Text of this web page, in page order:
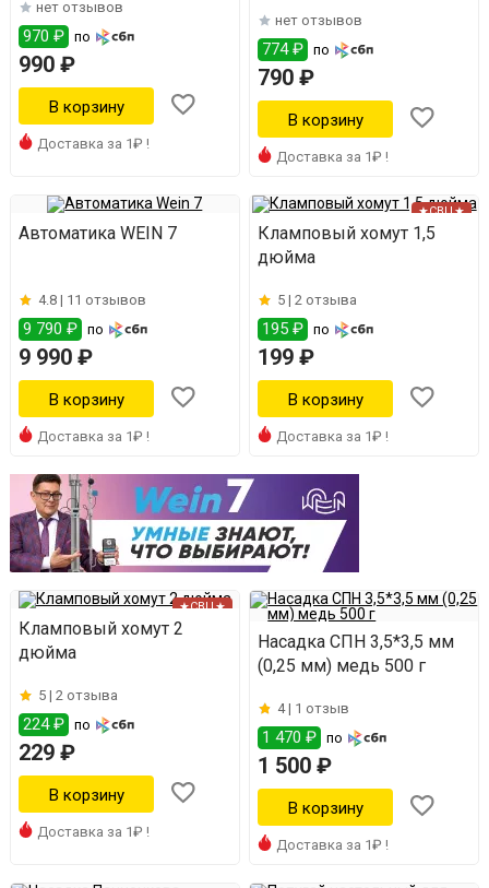
нет отзывов
970 ₽ по
990 ₽
Доставка за 1₽ !
нет отзывов
774 ₽ по
790 ₽
Доставка за 1₽ !
Автоматика WEIN 7
4.8 | 11 отзывов
9 790 ₽ по
9 990 ₽
Доставка за 1₽ !
★СВЦ★
Кламповый хомут 1,5
дюйма
5 |2 отзыва
195 ₽ по
199 ₽
Доставка за 1₽ !
★СВЦ★
Кламповый хомут 2
дюйма
5 | 2 отзыва
224 ₽ по
229 ₽
Доставка за 1₽ !
Насадка СПН 3,5*3,5 мм
(0,25 мм) медь 500 г
4 | 1 отзыв
1 470 ₽ по
1 500 ₽
Доставка за 1₽ !